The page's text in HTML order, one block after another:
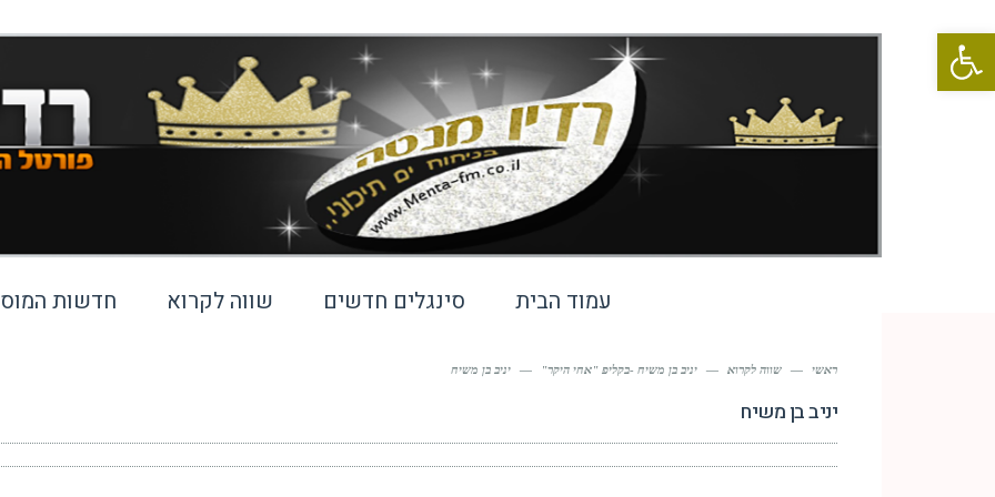
פתח סרגל נגישות
עמוד הבית סינגלים חדשים שווה לקרוא חדשות
ראשי — שווה לקרוא — יניב בן משיח -בקליפ "אחי היקר" — יניב בן משיח
יניב בן משיח